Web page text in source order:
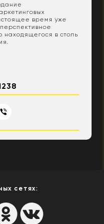
время уже
находящегося в столь
сетях: